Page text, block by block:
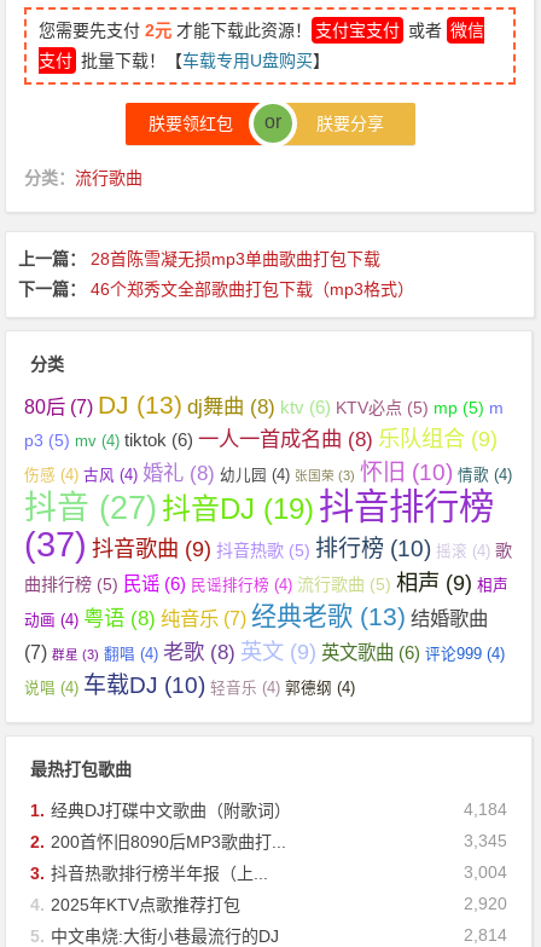
您需要先支付2元 才能下载此资源！ 支付宝支付 或者 微信
支付 批量下载！【车载专用U盘购买】
朕要领红包 or 朕要分享
分类：流行歌曲
上一篇：
28首陈雪凝无损mp3单曲歌曲打包下载
下一篇：
46个郑秀文全部歌曲打包下载（mp3格式）
分类
80后 (7) DJ (13) dj舞曲 (8) ktv (6) KTV必点 (5) mp (5) m
p3 (5) mv (4) tiktok (6) 一人一首成名曲 (8) 乐队组合 (9)
伤感 (4) 古风 (4) 婚礼 (8) 幼儿园 (4) 张国荣 (3) 怀旧 (10) 情歌 (4)
抖音 (27) 抖音DJ (19) 抖音排行榜
(37) 抖音歌曲 (9) 抖音热歌 (5) 排行榜 (10) 摇滚 (4) 歌
曲排行榜 (5) 民谣 (6) 民谣排行榜 (4) 流行歌曲 (5) 相声 (9) 相声
动画 (4) 粤语 (8) 纯音乐 (7) 经典老歌 (13) 结婚歌曲
(7) 群星 (3) 翻唱 (4) 老歌 (8) 英文 (9) 英文歌曲 (6) 评论999 (4)
说唱 (4) 车载DJ (10) 轻音乐 (4) 郭德纲 (4)
最热打包歌曲
4,184
1. 经典DJ打碟中文歌曲（附歌词）
3,345
2. 200首怀旧8090后MP3歌曲打...
3,004
3. 抖音热歌排行榜半年报（上...
2,920
4. 2025年KTV点歌推荐打包
2,814
5. 中文串烧:大街小巷最流行的DJ